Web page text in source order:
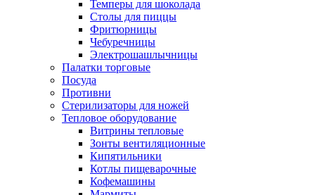
Темперы для шоколада
Столы для пиццы
Фритюрницы
Чебуречницы
Электрошашлычницы
Палатки торговые
Посуда
Противни
Стерилизаторы для ножей
Тепловое оборудование
Витрины тепловые
Зонты вентиляционные
Кипятильники
Котлы пищеварочные
Кофемашины